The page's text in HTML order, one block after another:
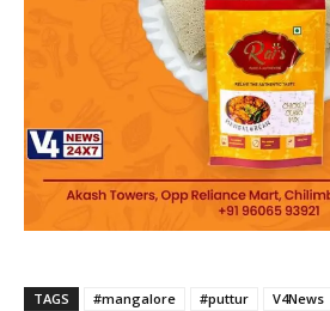
TAGS #mangalore #puttur V4News